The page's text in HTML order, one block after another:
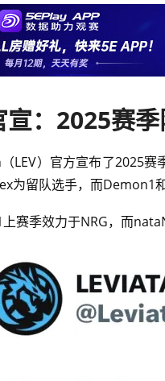
宣：2025赛
LEV）官方宣布了2025
为留队选手，而Demon1
赛季效力于NRG，而